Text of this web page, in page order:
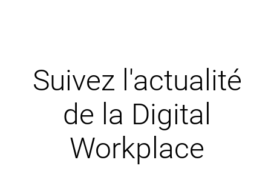
Suivez l'actualité
de la Digital
Workplace